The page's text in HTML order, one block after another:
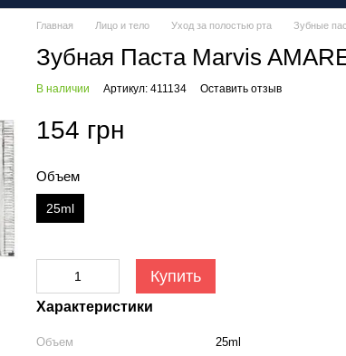
Главная Лицо и тело Уход за полостью рта Зубные
Зубная Паста Marvis
В наличии Артикул: 411134 Оставить отзыв
154 грн
Объем
25ml
Купить
Характеристики
Объем
25ml